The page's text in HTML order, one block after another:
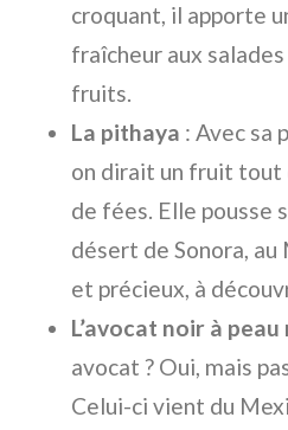
croquant, il apporte
fraîcheur aux
fruits.
La pithaya : Avec sa
on dirait un fruit tout
de fées. Elle pousse
désert de Sonora,
et précieux, à
L’avocat noir à
avocat ? Oui, mais
Celui-ci vient du